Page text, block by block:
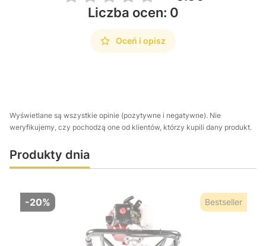
Liczba ocen: 0
Oceń i opisz
Wyświetlane są wszystkie opinie (pozytywne i negatywne). Nie
weryfikujemy, czy pochodzą one od klientów, którzy kupili dany produkt.
Produkty dnia
-20% Bestseller